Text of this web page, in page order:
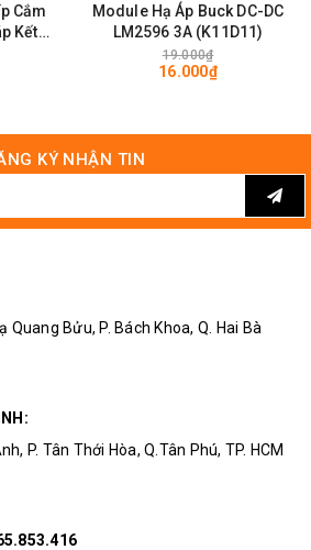
liệu đầu ra, dùng để nối tiếp các mạch
~ 7VDC (tốt nhất 5VDC)
thông minh
trí
bị, robot, IoT
Cắm
Kết
Module Hạ Áp Buck DC-DC
LM2596 3A (K11D11)
19.000₫
16.000₫
KÝ NHẬN TIN
Bửu, P. Bách Khoa, Q. Hai Bà
P. Tân Thới Hòa, Q.Tân Phú, TP. HCM